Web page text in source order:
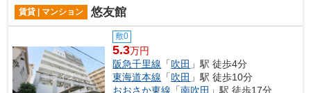
賃貸 | マンション 悠友館
敷0
5.3万円
阪急千里線 「吹田 」駅 徒歩4分
東海道本線 「吹田 」駅 徒歩10分
おおさか東線 「南吹田 」駅 徒歩17分